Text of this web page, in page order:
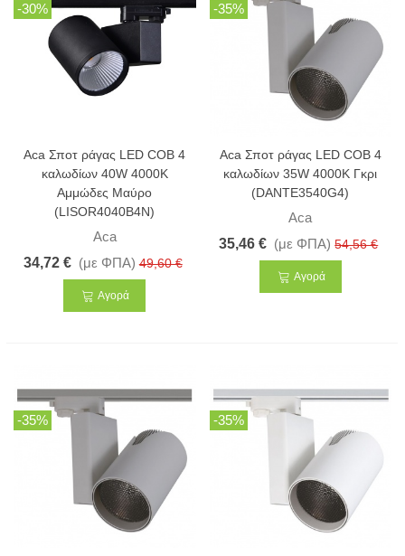
-30%
Aca Σποτ ράγας LED COB 4
καλωδίων 40W 4000K
Αμμώδες Μαύρο
(LISOR4040B4N)
Aca
34,72 € (με ΦΠΑ) 49,60 €
Αγορά
-35%
Aca Σποτ ράγας LED COB 4
καλωδίων 35W 4000K Γκρι
(DANTE3540G4)
Aca
35,46 € (με ΦΠΑ) 54,56 €
Αγορά
-35% -35%